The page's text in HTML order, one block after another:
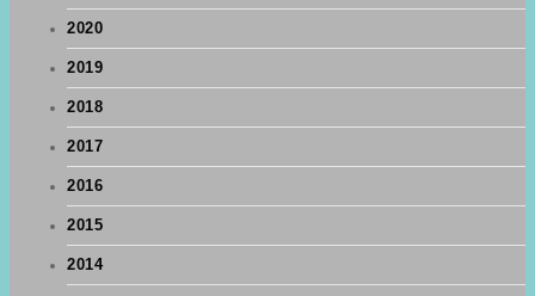
2020
2019
2018
2017
2016
2015
2014